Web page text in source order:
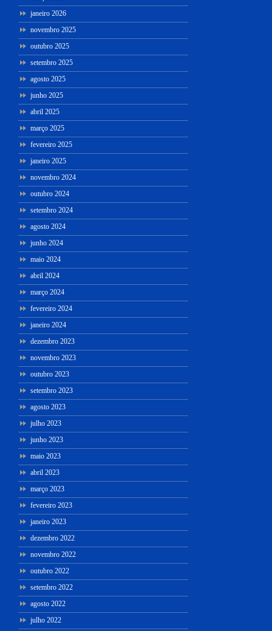
janeiro 2026
novembro 2025
outubro 2025
setembro 2025
agosto 2025
junho 2025
abril 2025
março 2025
fevereiro 2025
janeiro 2025
novembro 2024
outubro 2024
setembro 2024
agosto 2024
junho 2024
maio 2024
abril 2024
março 2024
fevereiro 2024
janeiro 2024
dezembro 2023
novembro 2023
outubro 2023
setembro 2023
agosto 2023
julho 2023
junho 2023
maio 2023
abril 2023
março 2023
fevereiro 2023
janeiro 2023
dezembro 2022
novembro 2022
outubro 2022
setembro 2022
agosto 2022
julho 2022